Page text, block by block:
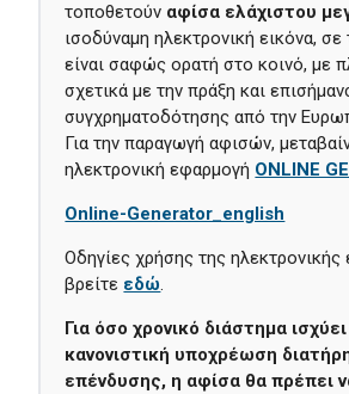
τοποθετούν αφίσα ελάχιστου
ισοδύναμη ηλεκτρονική εικόνα,
είναι σαφώς ορατή στο κοινό, με
σχετικά με την πράξη και
συγχρηματοδότησης από την
Για την παραγωγή αφισών,
ηλεκτρονική εφαρμογή ONLINE
Οnline-Generator_english
Οδηγίες χρήσης της
βρείτε εδώ.
Για όσο χρονικό διάστημα
κανονιστική υποχρέωση
επένδυσης, η αφίσα θα πρέπει